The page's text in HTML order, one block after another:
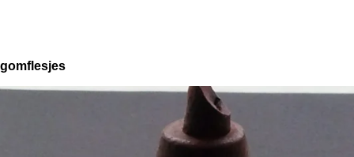
gomflesjes